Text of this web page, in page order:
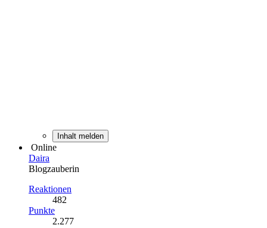
Inhalt melden
Online
Daira
Blogzauberin
Reaktionen
482
Punkte
2.277